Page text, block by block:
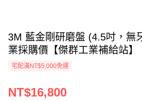
3M 藍金剛研磨盤 (4.5吋，無
業採購價【傑群工業補給站】
宅配滿NT$5,000免運
NT$16,800